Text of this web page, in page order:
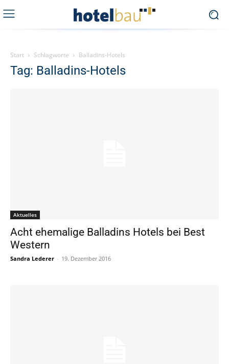
Start Schlagworte Balladins-Hotels
Tag: Balladins-Hotels
Aktuelles
Acht ehemalige Balladins Hotels bei Best
Western
Sandra Lederer - 19. Dezember 2016